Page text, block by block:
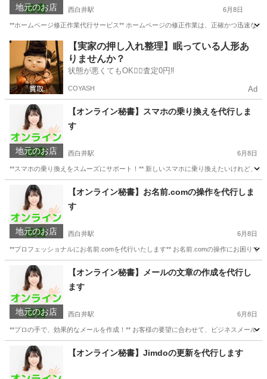
地元のお店 西白井駅 6月8日
**ホームページ修正作業代行サービス** ホームページの修正作業は、正確かつ迅速な
千葉 白井市 西白井駅 パソコン修理 ホームページ
【実家の押し入れ整理】眠っている人形あ
りませんか？
状態が悪くてもOK🙆‍♀️査定0円‼️
COYASH Ad
地元のお店
【オンライン秘書】スマホの乗り換えを代行しま
す
西白井駅 6月8日
**スマホの乗り換えをスムーズにサポート！** 新しいスマホに乗り換えたいけれど、
千葉 西白井駅 パソコン修理
地元のお店
【オンライン秘書】お名前.comの操作を代行しま
す
西白井駅 6月8日
**プロフェッショナルにお名前.comを代行いたします** お名前.comの操作にお困りで
千葉 西白井駅 パソコン修理 お客様
地元のお店
【オンライン秘書】メールの文章の作成を代行し
ます
西白井駅 6月8日
**プロの手で、効果的なメールを作成！** お客様の要望に合わせて、ビジネスメール
千葉 西白井駅 パソコン修理 お客様
【オンライン秘書】Jimdoの更新を代行します